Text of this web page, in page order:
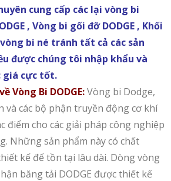
cung cấp các lại vòng bi
, Vòng bi gối đỡ DODGE , Khối
bi né tránh tất cả các sản
được chúng tôi nhập khẩu và
giá cực tốt.
Vòng Bi DODGE:Vòng bi Dodge,
và các bộ phận truyền động cơ khí
điểm cho các giải pháp công nghiệp
Những sản phẩm này có chất
kế để tồn tại lâu dài. Dòng vòng
băng tải DODGE được thiết kế